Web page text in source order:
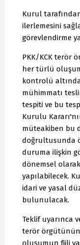
Kurul
ilerlemesini
görevlendirme
PKK/KCK terör
her türlü
kontrolü
mühimmatı
tespiti ve bu
Kurulu
müteakiben bu
doğrultusunda
duruma ilişkin
dönemsel
yapılabilecek.
idari ve yasal
bulunulacak.
Teklif uyarınca
terör
oluşumun fiili